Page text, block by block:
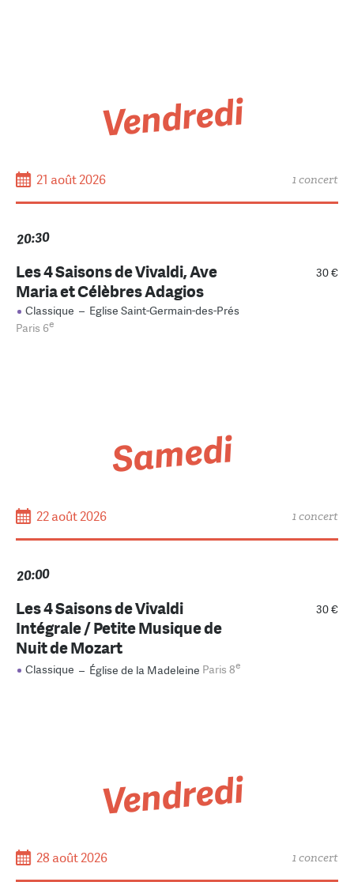
Vendredi
21 août 2026 1 concert
20:30
30 €
Les 4 Saisons de Vivaldi, Ave
Maria et Célèbres Adagios
Classique – Eglise Saint-Germain-des-Prés
Paris 6e
Samedi
22 août 2026 1 concert
20:00
30 €
Les 4 Saisons de Vivaldi
Intégrale / Petite Musique de
Nuit de Mozart
Classique – Église de la Madeleine Paris 8e
Vendredi
28 août 2026 1 concert